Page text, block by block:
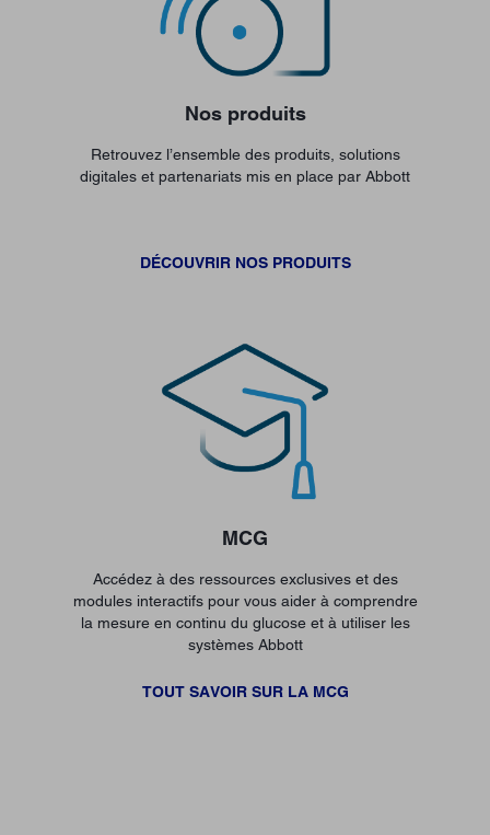
Nos produits
Retrouvez l’ensemble des produits, solutions
digitales et partenariats mis en place par Abbott
DÉCOUVRIR NOS PRODUITS
MCG
Accédez à des ressources exclusives et des
modules interactifs pour vous aider à comprendre
la mesure en continu du glucose et à utiliser les
systèmes Abbott
TOUT SAVOIR SUR LA MCG